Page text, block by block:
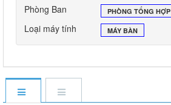
Phòng Ban PHÒNG TỔNG HỢP
Loại máy tính MÁY BÀN